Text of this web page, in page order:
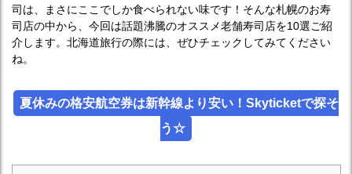
司は、まさにここでしか食べられない味です！そんな札幌のお寿
司店の中から、今回は話題沸騰のオススメ老舗寿司店を10選ご紹
介します。北海道旅行の際には、ぜひチェックしてみてください
ね。
夏休みの格安航空券は新幹線より安い！Skyticketで探そ
う☆